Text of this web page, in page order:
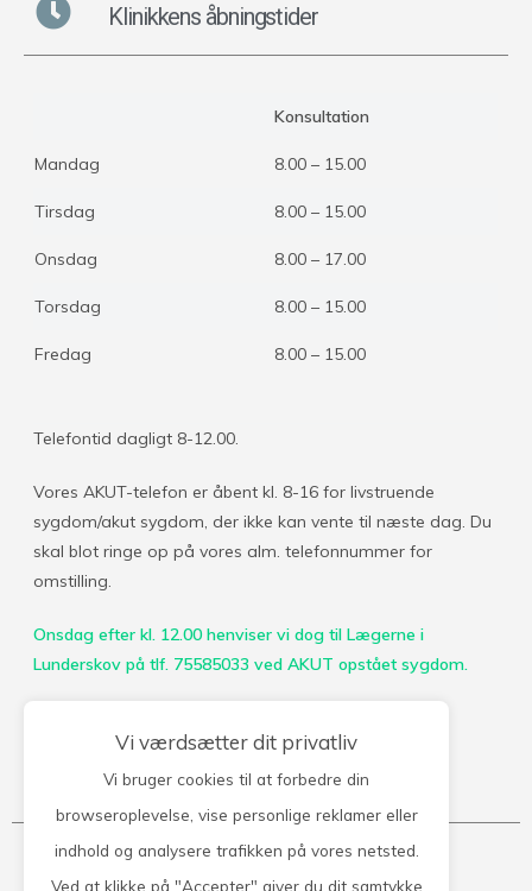
Klinikkens åbningstider
Konsultation
Mandag 8.00 – 15.00
Tirsdag 8.00 – 15.00
Onsdag 8.00 – 17.00
Torsdag 8.00 – 15.00
Fredag 8.00 – 15.00
Telefontid dagligt 8-12.00.
Vores AKUT-telefon er åbent kl. 8-16 for livstruende
sygdom/akut sygdom, der ikke kan vente til næste dag. Du
skal blot ringe op på vores alm. telefonnummer for
omstilling.
Onsdag efter kl. 12.00 henviser vi dog til Lægerne i
Lunderskov på tlf. 75585033 ved AKUT opstået sygdom.
Kontakt klinikken
Lægerne i Vamdrup
Vi værdsætter dit privatliv
Vi bruger cookies til at forbedre din
browseroplevelse, vise personlige reklamer eller
indhold og analysere trafikken på vores netsted.
Ved at klikke på "Accepter" giver du dit samtykke